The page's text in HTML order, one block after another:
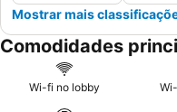
Mostrar mais
Comodidades
Wi-fi no lobby